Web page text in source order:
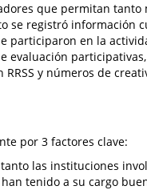
que permitan tanto
se registró información
participaron en la
evaluación
y números de
por 3 factores clave:
las instituciones
tenido a su cargo